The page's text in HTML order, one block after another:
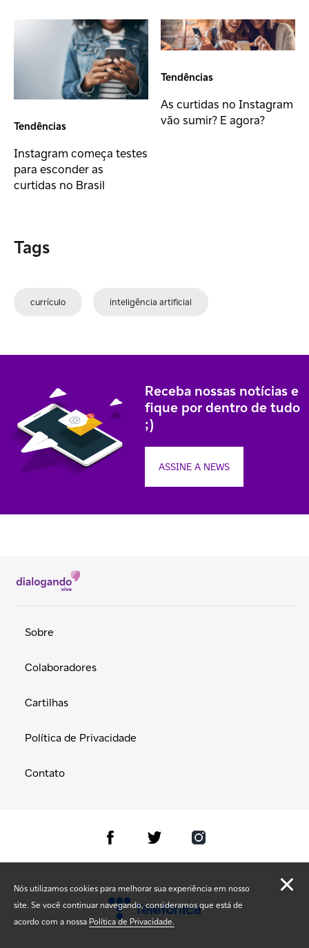
Tendências
Instagram começa testes
para esconder as
curtidas no Brasil
Tendências
As curtidas no Instagram
vão sumir? E agora?
Tags
currículo inteligência artificial
Receba nossas notícias e
fique por dentro de tudo
;)
ASSINE A NEWS
Nós utilizamos cookies para melhorar sua experiência em nosso
site. Se você continuar navegando, consideramos que está de
acordo com a nossa Política de Privacidade.
Sobre
Colaboradores
Cartilhas
Política de Privacidade
Contato